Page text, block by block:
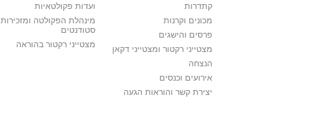
קתדרות
מכונים וקרנות
פרסים והישגים
מצטייני רקטור ומצטייני דקאן
הנצחה
אירועים וכנסים
יצירת קשר והוראות הגעה
ועדות פקולטאיות
מינהלת הפקולטה ומזכירות
סטודנטים
מצטייני רקטור בהוראה